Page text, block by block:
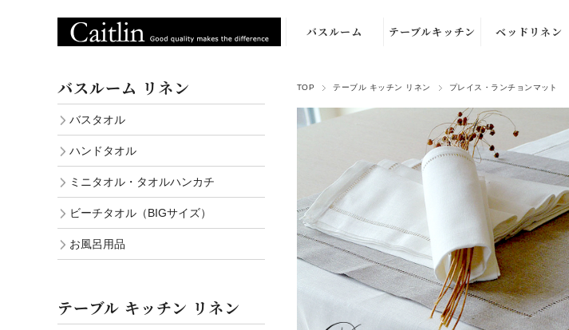
バスルーム
ハンドタオル
ビーチタオル
（BIGサイズ）
お風呂用品
テーブルキッチン
ン
キッチンクロ
ス・ふきん
テーブルクロ
ス・ランナー
プレイス・ラン
チョンマット
バスケット
エプロン
ベッドリネン
カバー
ブランケット・
スロー
クッションカバ
ー
TOP テーブル キッチン リネン プレイス・ランチョンマット
バスルーム リネン
バスタオル
ハンドタオル
ミニタオル・タオルハンカチ
ビーチタオル（BIGサイズ）
お風呂用品
テーブル キッチン リネン